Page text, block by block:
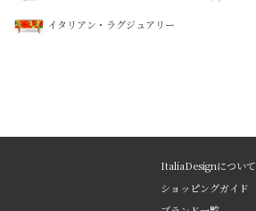
イタリアン・ラグジュアリー
ItaliaDesignについて
ショッピングガイド